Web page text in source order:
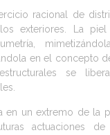
racional de
exteriores. La
en el concepto
se
en un extremo de la
actuaciones de